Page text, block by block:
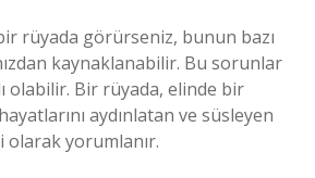
rüyada görürseniz, bunun bazı
kaynaklanabilir. Bu sorunlar
olabilir. Bir rüyada, elinde bir
aydınlatan ve süsleyen
yorumlanır.